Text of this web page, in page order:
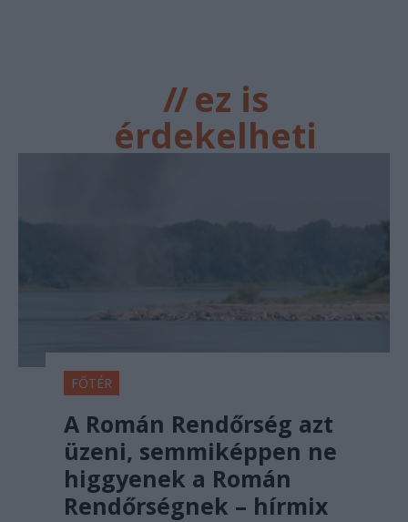
//ez is
érdekelheti
FŐTÉR
A Román Rendőrség azt
üzeni, semmiképpen ne
higgyenek a Román
Rendőrségnek – hírmix